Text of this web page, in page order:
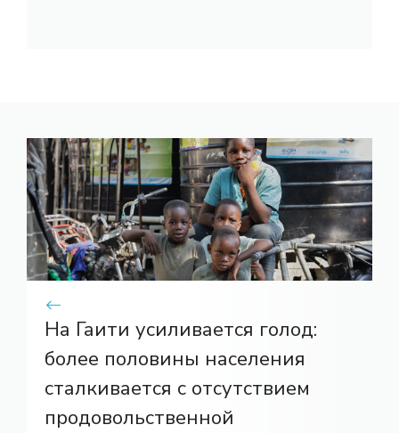
На Гаити усиливается голод:
более половины населения
сталкивается с отсутствием
продовольственной